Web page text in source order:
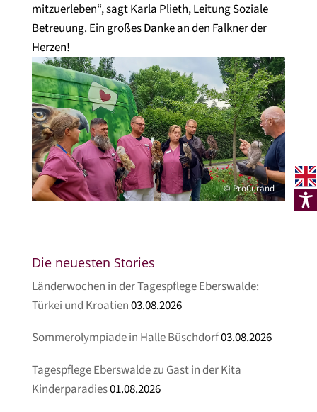
mitzuerleben“, sagt Karla Plieth, Leitung Soziale
Betreuung. Ein großes Danke an den Falkner der
Herzen!
© ProCurand
Die neuesten Stories
Länderwochen in der Tagespflege Eberswalde:
Türkei und Kroatien03.08.2026
Sommerolympiade in Halle Büschdorf03.08.2026
Tagespflege Eberswalde zu Gast in der Kita
Kinderparadies01.08.2026